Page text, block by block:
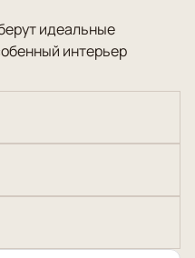
идеальные
интерьер